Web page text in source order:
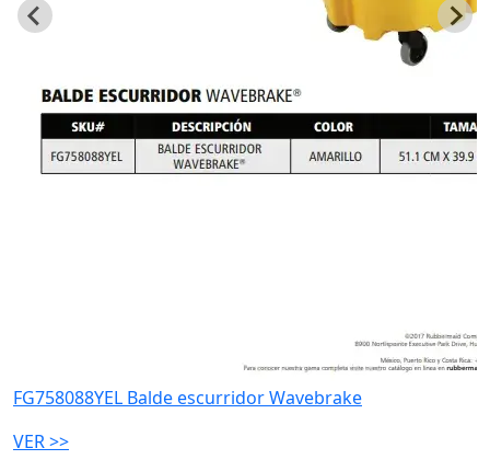
FG758088YEL Balde escurridor Wavebrake
VER >>